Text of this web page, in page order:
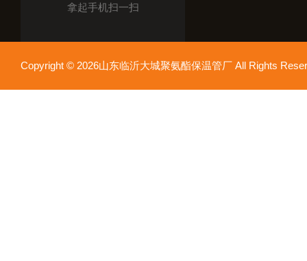
拿起手机扫一扫
Copyright © 2026山东临沂大城聚氨酯保温管厂 All Rights